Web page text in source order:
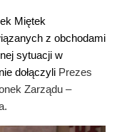
Miętek
z obchodami
sytuacji w
dołączyli Prezes
Zarządu –